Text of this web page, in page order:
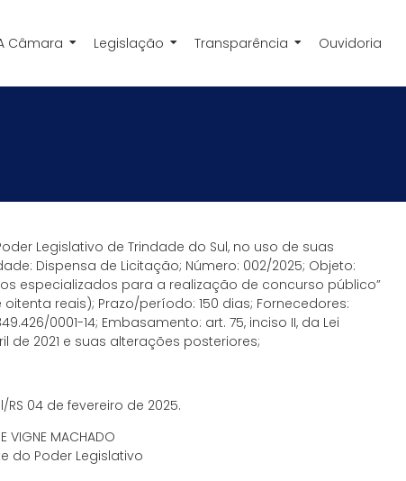
Câmara Legislação Transparência Ouvidoria
Poder Legislativo de Trindade do Sul, no uso de suas
Dispensa de Licitação; Número: 002/2025; Objeto:
especializados para a realização de concurso público”
reais); Prazo/período: 150 dias; Fornecedores:
0001-14; Embasamento: art. 75, inciso II, da Lei
de 2021 e suas alterações posteriores;
RS 04 de fevereiro de 2025.
VIGNE MACHADO
do Poder Legislativo